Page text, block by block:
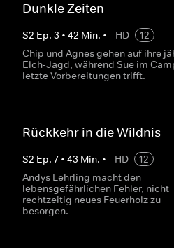
Dunkle Zeiten
S2 Ep. 3 • 42 Min. • HD
12
Chip und Agnes gehen auf ihre
Elch-Jagd, während Sue im
letzte Vorbereitungen trifft.
Rückkehr in die Wildnis
S2 Ep. 7• 43 Min. • HD
12
Andys Lehrling macht den
lebensgefährlichen Fehler, nicht
rechtzeitig neues Feuerholz zu
besorgen.